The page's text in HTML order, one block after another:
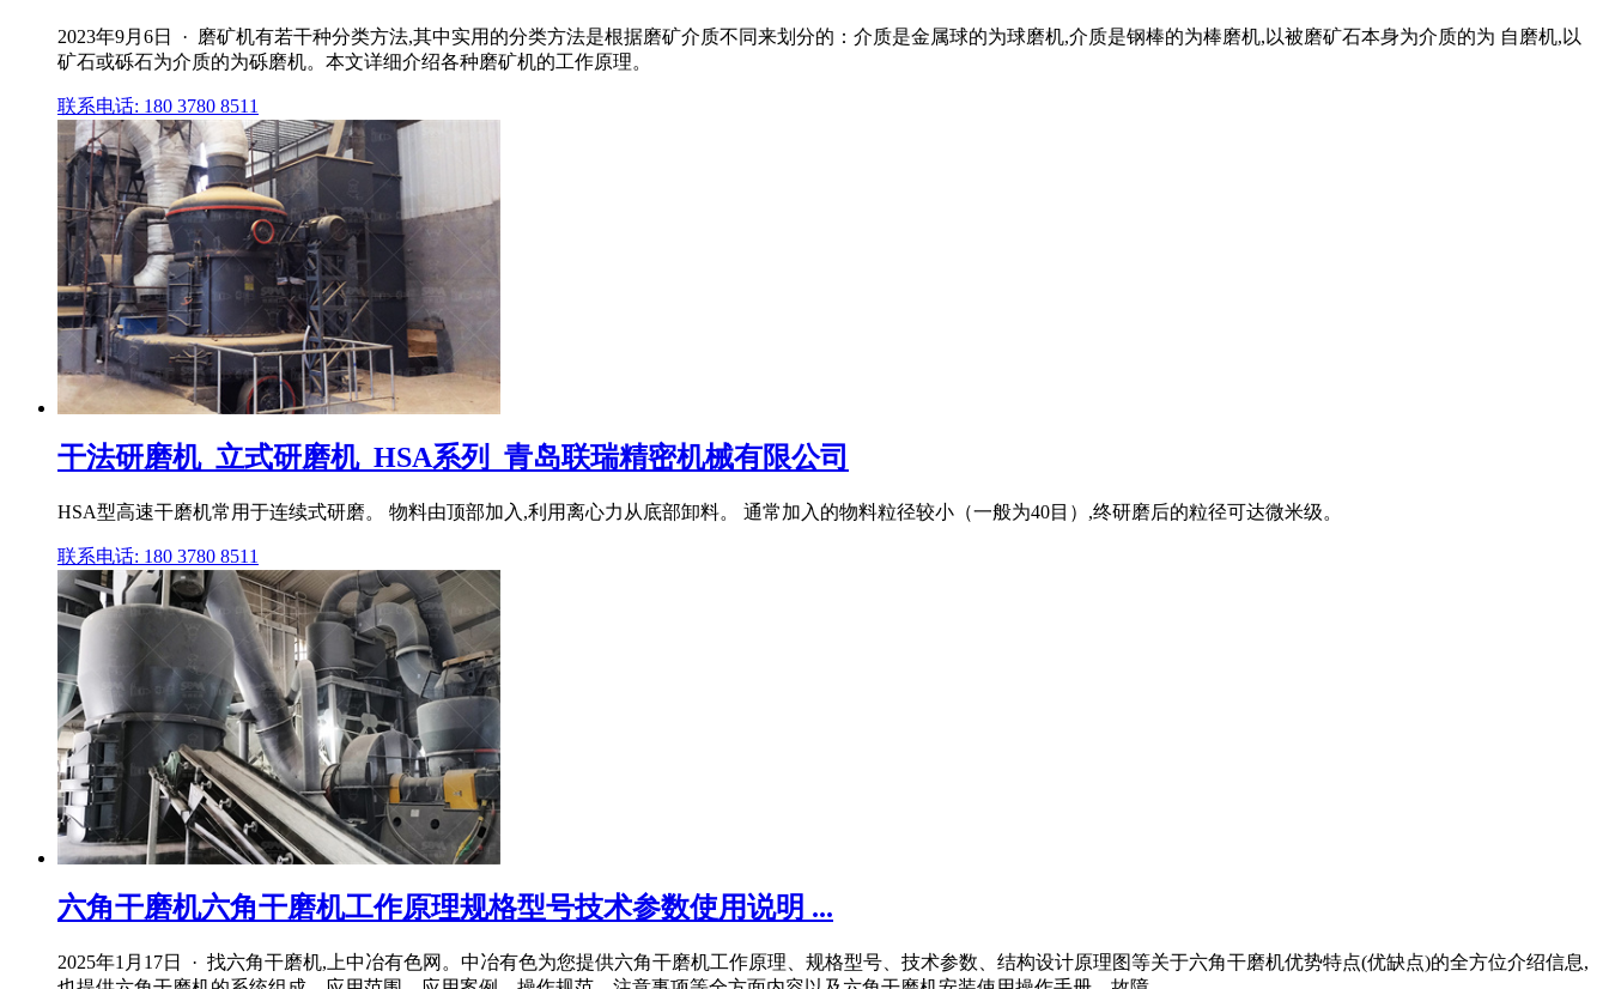
2023年9月6日 · 磨矿机有若干种分类方法,其中实用的分类方法是根据磨矿介质不同来划分的：介质是金属球的为球磨机,介质是钢棒的为棒磨机,以被磨矿石本身为介质的为 自磨机,以
矿石或砾石为介质的为砾磨机。本文详细介绍各种磨矿机的工作原理。
联系电话: 180 3780 8511
干法研磨机_立式研磨机_HSA系列_青岛联瑞精密机械有限公司
HSA型高速干磨机常用于连续式研磨。 物料由顶部加入,利用离心力从底部卸料。 通常加入的物料粒径较小（一般为40目）,终研磨后的粒径可达微米级。
联系电话: 180 3780 8511
六角干磨机六角干磨机工作原理规格型号技术参数使用说明 ...
2025年1月17日 · 找六角干磨机,上中冶有色网。中冶有色为您提供六角干磨机工作原理、规格型号、技术参数、结构设计原理图等关于六角干磨机优势特点(优缺点)的全方位介绍信息,